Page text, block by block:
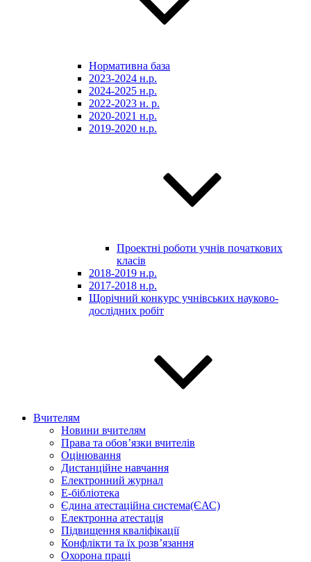
Нормативна база
2023-2024 н.р.
2024-2025 н.р.
2022-2023 н. р.
2020-2021 н.р.
2019-2020 н.р.
Проектні роботи учнів початкових
класів
2018-2019 н.р.
2017-2018 н.р.
Щорічний конкурс учнівських науково-
дослідних робіт
Вчителям
Новини вчителям
Права та обов’язки вчителів
Оцінювання
Дистанційне навчання
Електронний журнал
E-бібліотека
Єдина атестаційна система(ЄАС)
Електронна атестація
Підвищення кваліфікації
Конфлікти та їх розв’язання
Охорона праці